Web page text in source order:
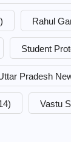
Rahul
Student
Pradesh
Vastu